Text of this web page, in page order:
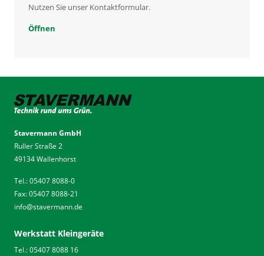
Nutzen Sie unser Kontaktformular.
Öffnen
Stavermann GmbH
Ruller Straße 2
49134 Wallenhorst
Tel.: 05407 8088-0
Fax: 05407 8088-21
info@stavermann.de
Werkstatt Kleingeräte
Tel.: 05407 8088 16